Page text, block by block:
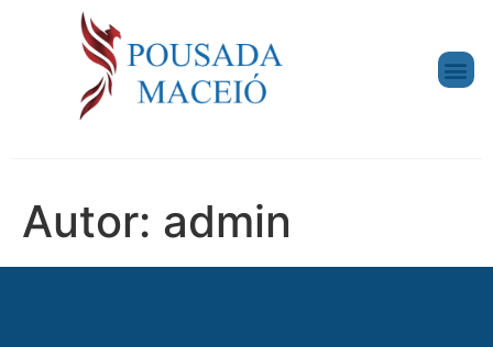
Autor: admin